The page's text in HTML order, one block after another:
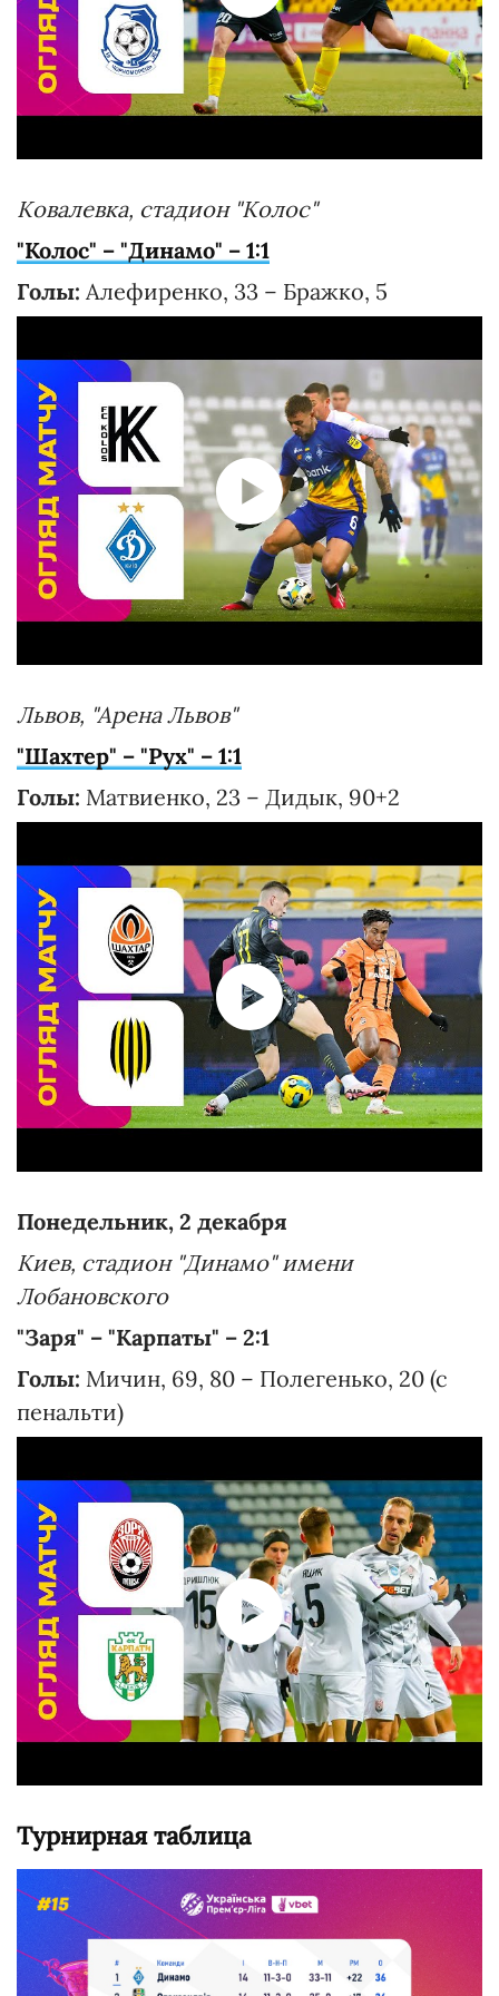
Ковалевка, стадион "Колос"
"Колос" – "Динамо" – 1:1
Голы: Алефиренко, 33 – Бражко, 5
Львов, "Арена Львов"
"Шахтер" – "Рух" – 1:1
Голы: Матвиенко, 23 – Дидык, 90+2
Понедельник, 2 декабря
Киев, стадион "Динамо" имени
Лобановского
"Заря" – "Карпаты" – 2:1
Голы: Мичин, 69, 80 – Полегенько, 20 (с
пенальти)
Турнирная таблица